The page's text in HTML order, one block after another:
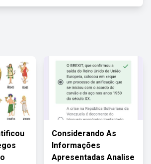
Considerando As
Informações
Apresentadas Analise